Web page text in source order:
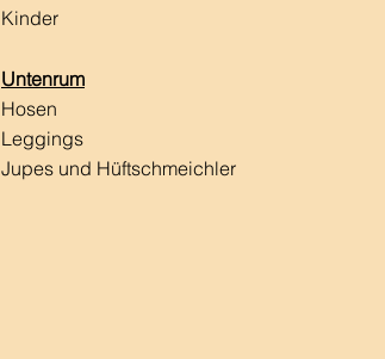
Kinder
Untenrum
Hosen
Leggings
Jupes und Hüftschmeichler